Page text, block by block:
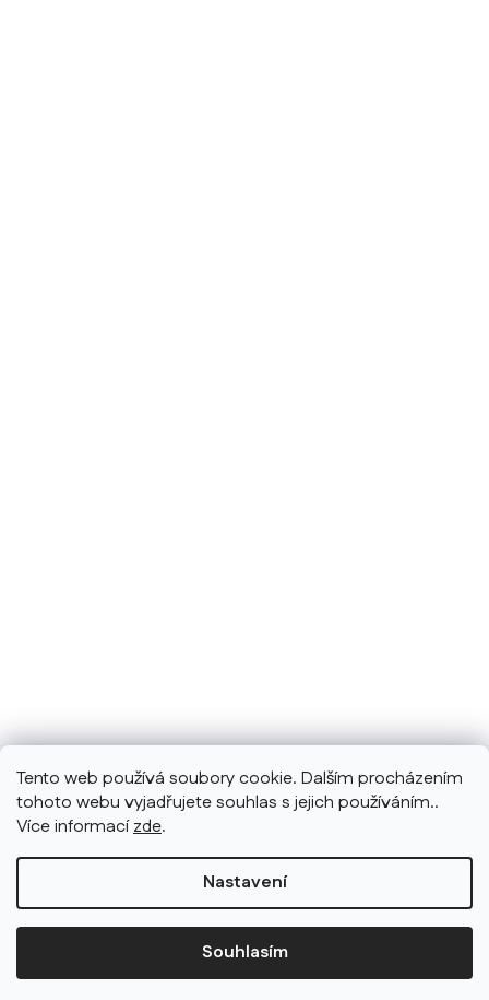
Tento web používá soubory cookie. Dalším procházením
tohoto webu vyjadřujete souhlas s jejich používáním..
Více informacízde.
Nastavení
Souhlasím